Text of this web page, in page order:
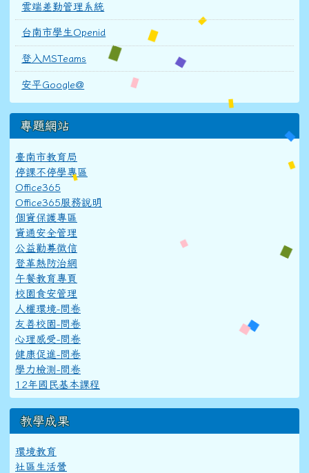
雲端差勤管理系統
台南市學生Openid
登入MSTeams
安平Google@
專題網站
臺南市教育局
停課不停學專區
Office365
Office365服務說明
個資保護專區
資通安全管理
公益勸募徵信
登革熱防治網
午餐教育專頁
校園食安管理
人權環境-問卷
友善校園-問卷
心理感受-問卷
健康促進-問卷
學力檢測-問卷
12年國民基本課程
教學成果
環境教育
社區生活營